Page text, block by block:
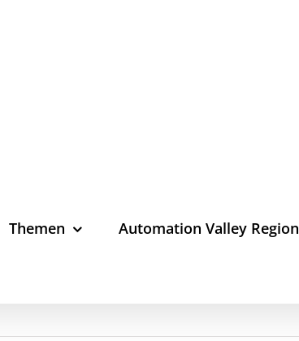
Themen Automation Valley Region